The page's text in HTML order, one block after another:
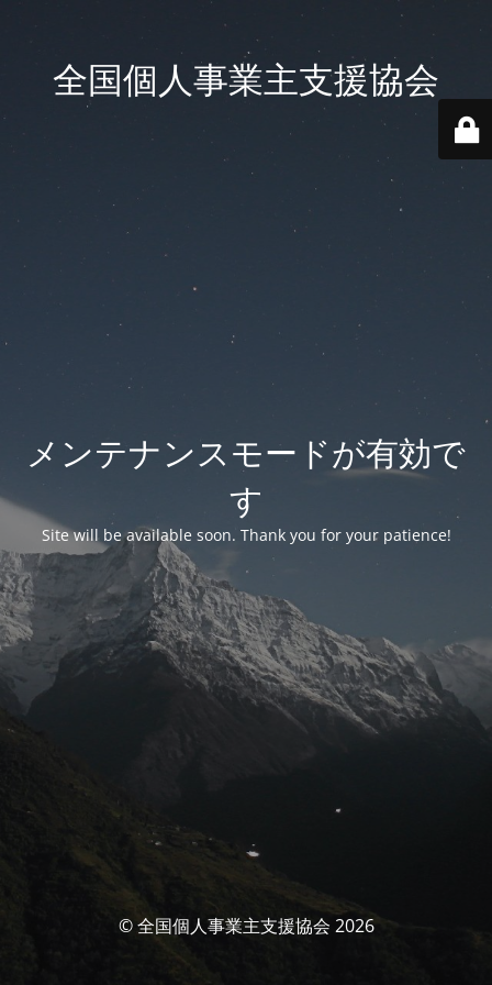
全国個人事業主支援協会
メンテナンスモードが有効で
す
Site will be available soon. Thank you for your patience!
© 全国個人事業主支援協会 2026